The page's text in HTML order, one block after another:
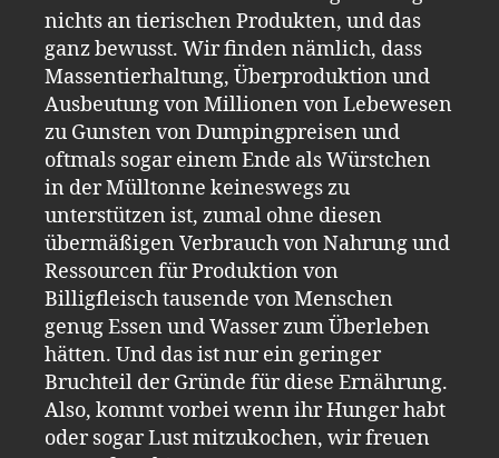
nichts an tierischen Produkten, und das
ganz bewusst. Wir finden nämlich, dass
Massentierhaltung, Überproduktion und
Ausbeutung von Millionen von Lebewesen
zu Gunsten von Dumpingpreisen und
oftmals sogar einem Ende als Würstchen
in der Mülltonne keineswegs zu
unterstützen ist, zumal ohne diesen
übermäßigen Verbrauch von Nahrung und
Ressourcen für Produktion von
Billigfleisch tausende von Menschen
genug Essen und Wasser zum Überleben
hätten. Und das ist nur ein geringer
Bruchteil der Gründe für diese Ernährung.
Also, kommt vorbei wenn ihr Hunger habt
oder sogar Lust mitzukochen, wir freuen